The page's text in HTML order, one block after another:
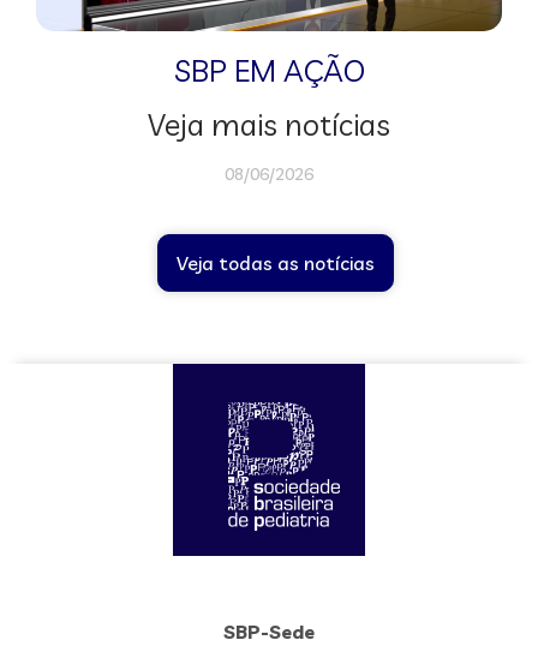
SBP EM AÇÃO
Veja mais notícias
08/06/2026
Veja todas as notícias
SBP-Sede